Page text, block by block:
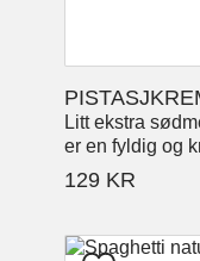
Litt ekstra
er en fyldig og
129 KR